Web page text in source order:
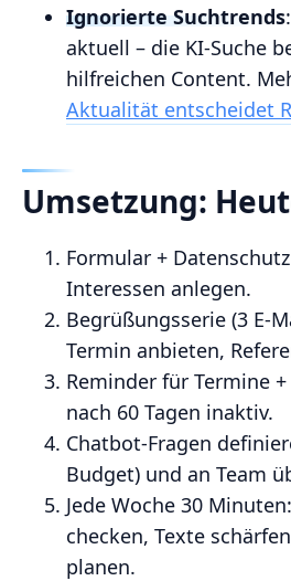
Ignorierte Suchtrends
aktuell – die KI‑Suche
hilfreichen Content.
Aktualität entscheidet
Umsetzung:
Formular +
Interessen anlegen.
Begrüßungsserie (3
Termin anbieten,
Reminder für Termine +
nach 60 Tagen inaktiv.
Chatbot‑Fragen
Budget) und an Team
Jede Woche 30
checken, Texte
planen.